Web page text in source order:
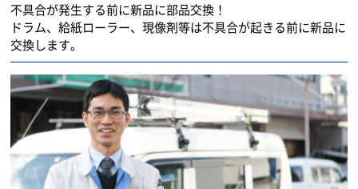
不具合が発生する前に新品に部品交換！
ドラム、給紙ローラー、現像剤等は不具合が起きる前に新品に
交換します。